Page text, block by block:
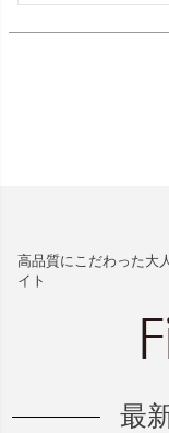
高品質にこだわった大
イト
最